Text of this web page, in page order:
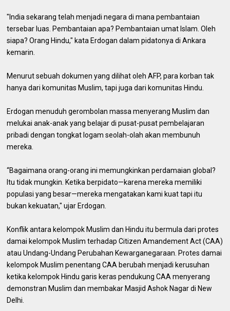
"India sekarang telah menjadi negara di mana pembantaian
tersebar luas. Pembantaian apa? Pembantaian umat Islam. Oleh
siapa? Orang Hindu," kata Erdogan dalam pidatonya di Ankara
kemarin.
Menurut sebuah dokumen yang dilihat oleh AFP, para korban tak
hanya dari komunitas Muslim, tapi juga dari komunitas Hindu.
Erdogan menuduh gerombolan massa menyerang Muslim dan
melukai anak-anak yang belajar di pusat-pusat pembelajaran
pribadi dengan tongkat logam seolah-olah akan membunuh
mereka.
“Bagaimana orang-orang ini memungkinkan perdamaian global?
Itu tidak mungkin. Ketika berpidato—karena mereka memiliki
populasi yang besar—mereka mengatakan kami kuat tapi itu
bukan kekuatan," ujar Erdogan.
Konflik antara kelompok Muslim dan Hindu itu bermula dari protes
damai kelompok Muslim terhadap Citizen Amandement Act (CAA)
atau Undang-Undang Perubahan Kewarganegaraan. Protes damai
kelompok Muslim penentang CAA berubah menjadi kerusuhan
ketika kelompok Hindu garis keras pendukung CAA menyerang
demonstran Muslim dan membakar Masjid Ashok Nagar di New
Delhi.